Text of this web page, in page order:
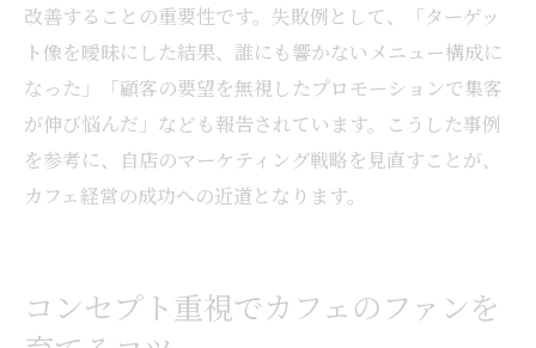
改善することの重要性です。失敗例として、「ターゲッ
ト像を曖昧にした結果、誰にも響かないメニュー構成に
なった」「顧客の要望を無視したプロモーションで集客
が伸び悩んだ」なども報告されています。こうした事例
を参考に、自店のマーケティング戦略を見直すことが、
カフェ経営の成功への近道となります。
コンセプト重視でカフェのファンを